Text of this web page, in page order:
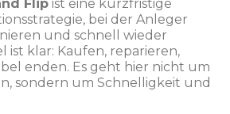
Flip ist eine kurzfristige
bei der Anleger
und schnell wieder
ist klar: Kaufen, reparieren,
enden. Es geht hier nicht um
sondern um Schnelligkeit und